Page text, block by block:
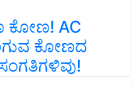
ಕೋಣ! AC
ಕೋಣದ